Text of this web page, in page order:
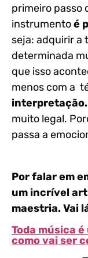
primeiro passo
instrumentoé
seja: adquirir a
determinada
que isso
menos com a
interpretação.
muito legal.
passa a
Por falar em
um incrível
maestria. Vai
Toda música
como vai ser